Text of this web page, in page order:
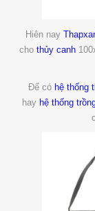
Hiên nay
cho thủy canh
Để có hệ thống
hay hệ thống